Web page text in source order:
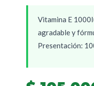
Vitamina E
agradable y
Presentación: